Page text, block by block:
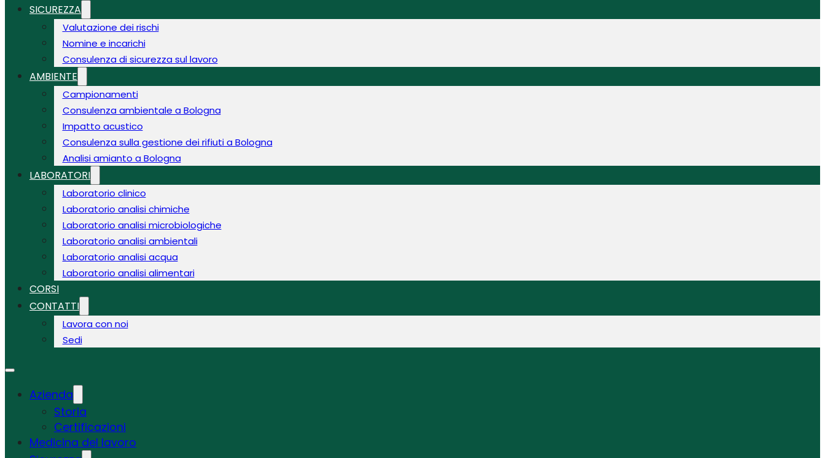
SICUREZZA
Valutazione dei rischi
Nomine e incarichi
Consulenza di sicurezza sul lavoro
AMBIENTE
Campionamenti
Consulenza ambientale a Bologna
Impatto acustico
Consulenza sulla gestione dei rifiuti a Bologna
Analisi amianto a Bologna
LABORATORI
Laboratorio clinico
Laboratorio analisi chimiche
Laboratorio analisi microbiologiche
Laboratorio analisi ambientali
Laboratorio analisi acqua
Laboratorio analisi alimentari
CORSI
CONTATTI
Lavora con noi
Sedi
Azienda
Storia
Certificazioni
Medicina del lavoro